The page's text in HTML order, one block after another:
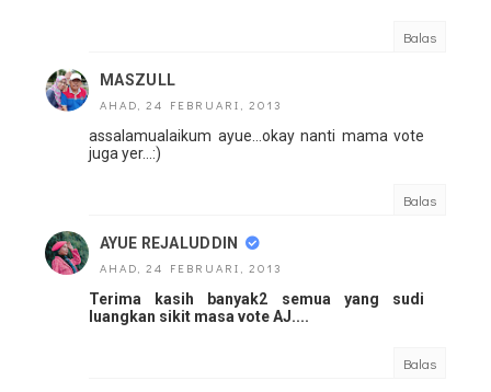
Balas
MASZULL
AHAD, 24 FEBRUARI, 2013
assalamualaikum ayue...okay nanti mama vote
juga yer...:)
Balas
AYUE REJALUDDIN
AHAD, 24 FEBRUARI, 2013
Terima kasih banyak2 semua yang sudi
luangkan sikit masa vote AJ....
Balas